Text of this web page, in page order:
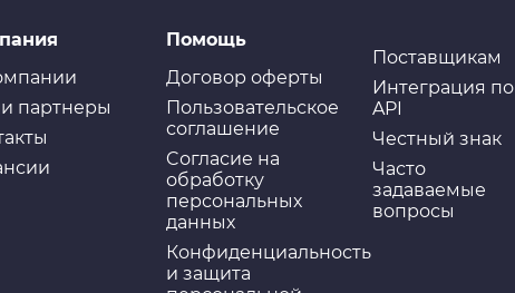
партнеры
Помощь
Договор оферты
Пользовательское
соглашение
Cогласие на
обработку
персональных
данных
Конфиденциальность
и защита
Поставщикам
Интеграция по
API
Честный знак
Часто
задаваемые
вопросы